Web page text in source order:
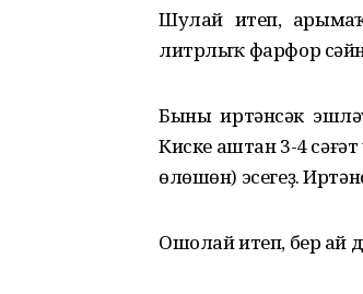
Шулай итеп,
литрлыҡ фарфор
Быны иртәнсәк
Киске аштан 3-4
өлөшөн) эсегеҙ.
Ошолай итеп, бер ай